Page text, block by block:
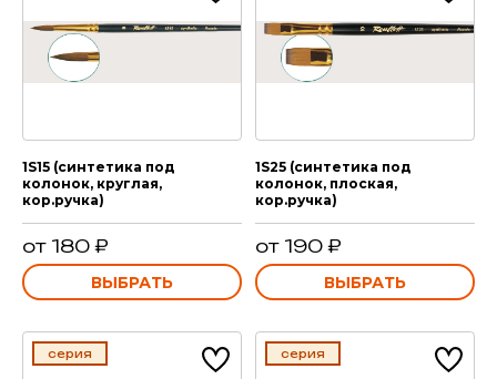
1S15 (синтетика под
колонок, круглая,
кор.ручка)
от 180 ₽
ВЫБРАТЬ
1S25 (синтетика под
колонок, плоская,
кор.ручка)
от 190 ₽
ВЫБРАТЬ
серия серия